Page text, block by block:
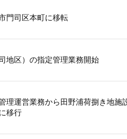
門司区本町に移転
地区）の指定管理業務開始
理運営業務から田野浦荷捌き地施
移行